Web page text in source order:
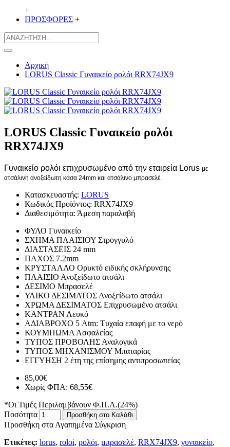
+
ΠΡΟΣΦΟΡΕΣ +
Αρχική
LORUS Classic Γυναικείο ρολόι RRX74JX9
LORUS Classic Γυναικείο ρολόι
RRX74JX9
Γυναικείο ρολόι επιχρυσωμένο από την εταιρεία Lorus με
ατσάλινη ανοξείδωτη κάσα 24mm και ατσάλινο μπρασελέ.
Κατασκευαστής: LORUS
Κωδικός Προϊόντος: RRX74JX9
Διαθεσιμότητα: Άμεση παραλαβή
ΦΥΛΟ Γυναικείο
ΣΧΗΜΑ ΠΛΑΙΣΙΟΥ Στρογγυλό
ΔΙΑΣΤΑΣΕΙΣ 24 mm
ΠΑΧΟΣ 7.2mm
ΚΡΥΣΤΑΛΛΟ Ορυκτό ειδικής σκλήρυνσης
ΠΛΑΙΣΙΟ Ανοξείδωτο ατσάλι
ΔΕΣΙΜΟ Μπρασελέ
ΥΛΙΚΟ ΔΕΣΙΜΑΤΟΣ Ανοξείδωτο ατσάλι
ΧΡΩΜΑ ΔΕΣΙΜΑΤΟΣ Επιχρυσωμένο ατσάλι
ΚΑΝΤΡΑΝ Λευκό
ΑΔΙΑΒΡΟΧΟ 5 Atm: Τυχαία επαφή με το νερό
ΚΟΥΜΠΩΜΑ Ασφαλείας
ΤΥΠΟΣ ΠΡΟΒΟΛΗΣ Αναλογικά
ΤΥΠΟΣ ΜΗΧΑΝΙΣΜΟΥ Μπαταρίας
ΕΓΓΥΗΣΗ 2 έτη της επίσημης αντιπροσωπείας
85,00€
Χωρίς ΦΠΑ: 68,55€
*Οι Τιμές Περιλαμβάνουν Φ.Π.Α.(24%)
Ποσότητα
Προσθήκη στο Καλάθι
Προσθήκη στα Αγαπημένα Σύγκριση
Ετικέτες: lorus, roloi, ρολόι, μπρασελέ, RRX74JX9, γυναικείο,